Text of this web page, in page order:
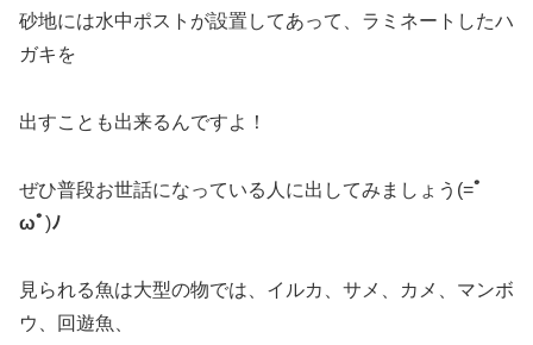
砂地には水中ポストが設置してあって、ラミネートしたハ
ガキを
出すことも出来るんですよ！
ぜひ普段お世話になっている人に出してみましょう(=ﾟ
ωﾟ)ﾉ
見られる魚は大型の物では、イルカ、サメ、カメ、マンボ
ウ、回遊魚、